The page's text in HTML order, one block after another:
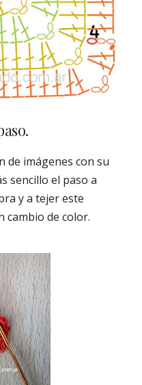
de imágenes con su
sencillo el paso a
y a tejer este
cambio de color.